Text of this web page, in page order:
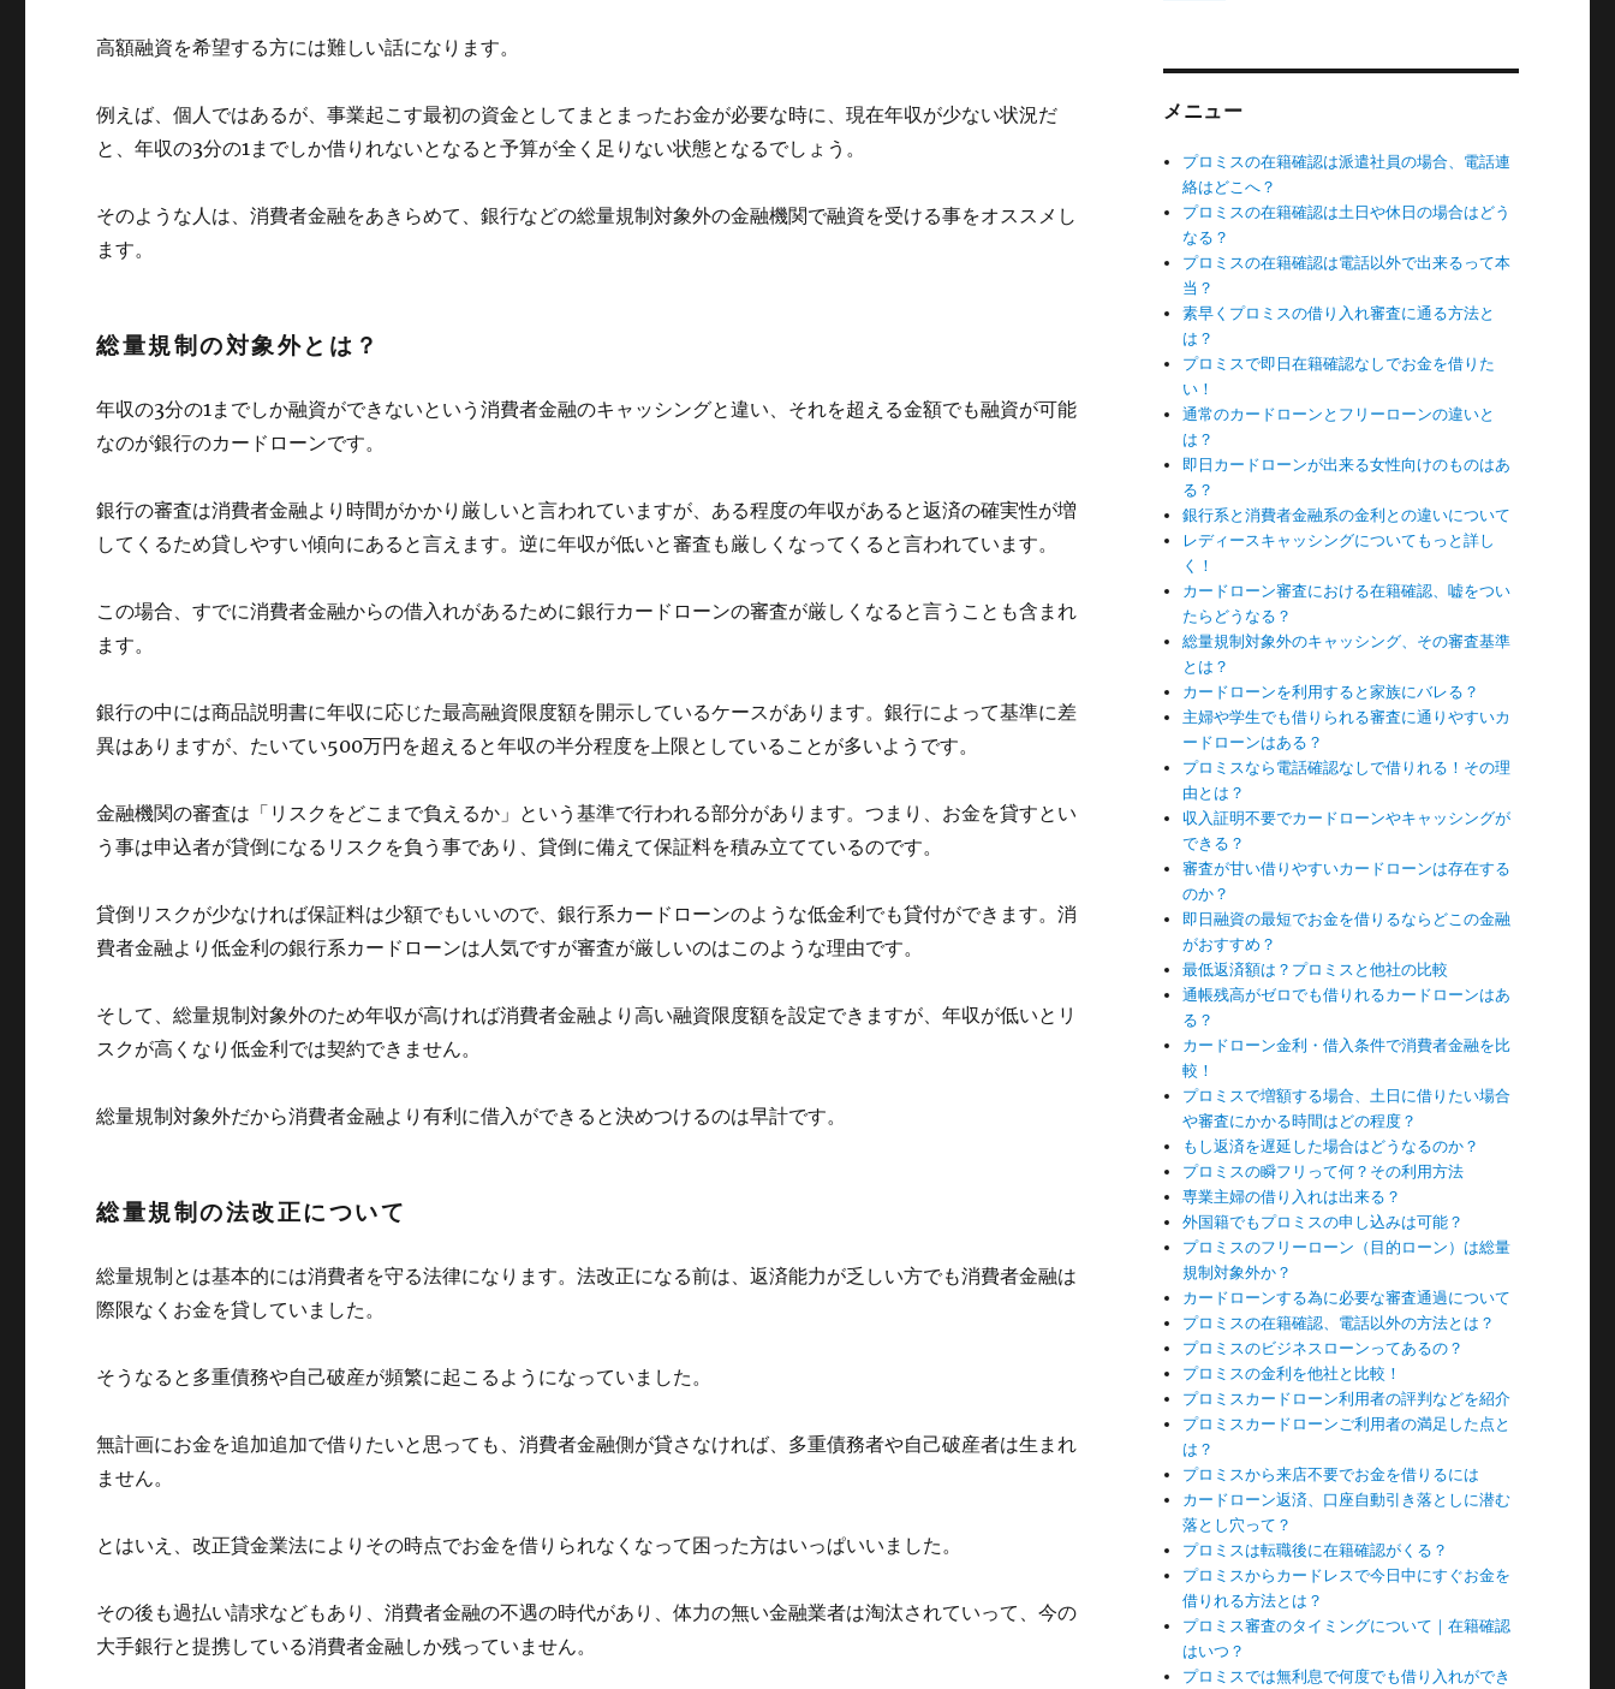
高額融資を希望する方には難しい話になります。
例えば、個人ではあるが、事業起こす最初の資金としてまとまったお金が必要な時に、現在年収が少ない状況だ
と、年収の3分の1までしか借りれないとなると予算が全く足りない状態となるでしょう。
そのような人は、消費者金融をあきらめて、銀行などの総量規制対象外の金融機関で融資を受ける事をオススメし
ます。
総量規制の対象外とは？
年収の3分の1までしか融資ができないという消費者金融のキャッシングと違い、それを超える金額でも融資が可能
なのが銀行のカードローンです。
銀行の審査は消費者金融より時間がかかり厳しいと言われていますが、ある程度の年収があると返済の確実性が増
してくるため貸しやすい傾向にあると言えます。逆に年収が低いと審査も厳しくなってくると言われています。
この場合、すでに消費者金融からの借入れがあるために銀行カードローンの審査が厳しくなると言うことも含まれ
ます。
銀行の中には商品説明書に年収に応じた最高融資限度額を開示しているケースがあります。銀行によって基準に差
異はありますが、たいてい500万円を超えると年収の半分程度を上限としていることが多いようです。
金融機関の審査は「リスクをどこまで負えるか」という基準で行われる部分があります。つまり、お金を貸すとい
う事は申込者が貸倒になるリスクを負う事であり、貸倒に備えて保証料を積み立てているのです。
貸倒リスクが少なければ保証料は少額でもいいので、銀行系カードローンのような低金利でも貸付ができます。消
費者金融より低金利の銀行系カードローンは人気ですが審査が厳しいのはこのような理由です。
そして、総量規制対象外のため年収が高ければ消費者金融より高い融資限度額を設定できますが、年収が低いとリ
スクが高くなり低金利では契約できません。
総量規制対象外だから消費者金融より有利に借入ができると決めつけるのは早計です。
総量規制の法改正について
総量規制とは基本的には消費者を守る法律になります。法改正になる前は、返済能力が乏しい方でも消費者金融は
際限なくお金を貸していました。
そうなると多重債務や自己破産が頻繁に起こるようになっていました。
無計画にお金を追加追加で借りたいと思っても、消費者金融側が貸さなければ、多重債務者や自己破産者は生まれ
ません。
とはいえ、改正貸金業法によりその時点でお金を借りられなくなって困った方はいっぱいいました。
その後も過払い請求などもあり、消費者金融の不遇の時代があり、体力の無い金融業者は淘汰されていって、今の
大手銀行と提携している消費者金融しか残っていません。
メニュー
プロミスの在籍確認は派遣社員の場合、電話連
絡はどこへ？
プロミスの在籍確認は土日や休日の場合はどう
なる？
プロミスの在籍確認は電話以外で出来るって本
当？
素早くプロミスの借り入れ審査に通る方法と
は？
プロミスで即日在籍確認なしでお金を借りた
い！
通常のカードローンとフリーローンの違いと
は？
即日カードローンが出来る女性向けのものはあ
る？
銀行系と消費者金融系の金利との違いについて
レディースキャッシングについてもっと詳し
く！
カードローン審査における在籍確認、嘘をつい
たらどうなる？
総量規制対象外のキャッシング、その審査基準
とは？
カードローンを利用すると家族にバレる？
主婦や学生でも借りられる審査に通りやすいカ
ードローンはある？
プロミスなら電話確認なしで借りれる！その理
由とは？
収入証明不要でカードローンやキャッシングが
できる？
審査が甘い借りやすいカードローンは存在する
のか？
即日融資の最短でお金を借りるならどこの金融
がおすすめ？
最低返済額は？プロミスと他社の比較
通帳残高がゼロでも借りれるカードローンはあ
る？
カードローン金利・借入条件で消費者金融を比
較！
プロミスで増額する場合、土日に借りたい場合
や審査にかかる時間はどの程度？
もし返済を遅延した場合はどうなるのか？
プロミスの瞬フリって何？その利用方法
専業主婦の借り入れは出来る？
外国籍でもプロミスの申し込みは可能？
プロミスのフリーローン（目的ローン）は総量
規制対象外か？
カードローンする為に必要な審査通過について
プロミスの在籍確認、電話以外の方法とは？
プロミスのビジネスローンってあるの？
プロミスの金利を他社と比較！
プロミスカードローン利用者の評判などを紹介
プロミスカードローンご利用者の満足した点と
は？
プロミスから来店不要でお金を借りるには
カードローン返済、口座自動引き落としに潜む
落とし穴って？
プロミスは転職後に在籍確認がくる？
プロミスからカードレスで今日中にすぐお金を
借りれる方法とは？
プロミス審査のタイミングについて｜在籍確認
はいつ？
プロミスでは無利息で何度でも借り入れができ